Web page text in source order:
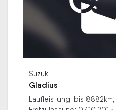
Suzuki
Gladius
Laufleistung: bis 8882km;